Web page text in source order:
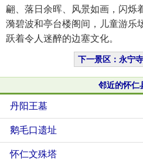
翩、落日余晖、风景如画，闪烁
漪碧波和亭台楼阁间，儿童游
跃着令人迷醉的边塞文化。
下一景区：永宁
邻近的怀仁
丹阳王墓
鹅毛口遗址
怀仁文殊塔